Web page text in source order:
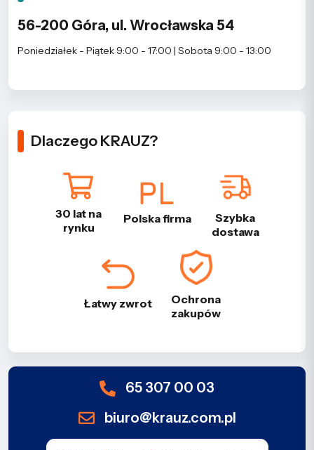
56-200 Góra, ul. Wrocławska 54
Poniedziałek - Piątek 9:00 - 17:00 | Sobota 9:00 - 13:00
Dlaczego KRAUZ?
30 lat na
rynku
Polska firma
Szybka
dostawa
Łatwy zwrot
Ochrona
zakupów
65 307 00 03
biuro@krauz.com.pl